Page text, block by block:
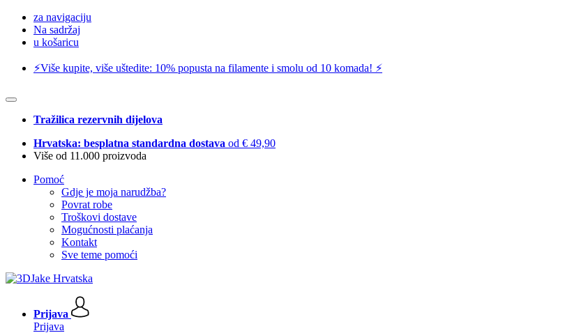
za navigaciju
Na sadržaj
u košaricu
⚡️Više kupite, više uštedite: 10% popusta na filamente i smolu od 10 komada! ⚡️
Tražilica rezervnih dijelova
Hrvatska: besplatna standardna dostava od € 49,90
Više od 11.000 proizvoda
Pomoć
Gdje je moja narudžba?
Povrat robe
Troškovi dostave
Mogućnosti plaćanja
Kontakt
Sve teme pomoći
Prijava
Prijava